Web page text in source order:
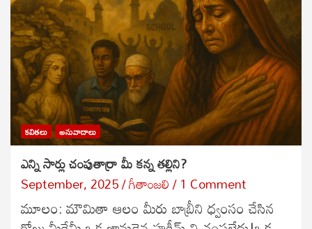
కవితలు అనువాదాలు
ఎన్ని సార్లు చంపుతార్రా మీ కన్న తల్లిని?
September, 2025 గీతాంజలి 1 Comment
మూలం: మౌమితా ఆలం మీరు బాబ్రీని ధ్వంసం చేసిన